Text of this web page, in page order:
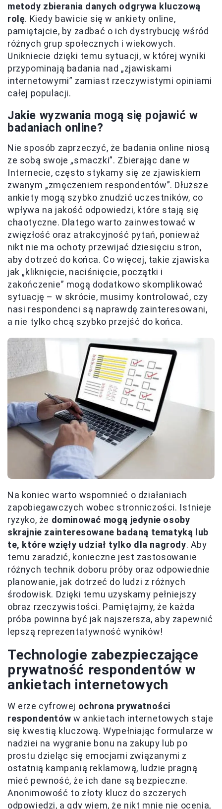
metody zbierania danych odgrywa kluczową
rolę. Kiedy bawicie się w ankiety online,
pamiętajcie, by zadbać o ich dystrybucję wśród
różnych grup społecznych i wiekowych.
Unikniecie dzięki temu sytuacji, w której wyniki
przypominają badania nad „zjawiskami
internetowymi” zamiast rzeczywistymi opiniami
całej populacji.
Jakie wyzwania mogą się pojawić w
badaniach online?
Nie sposób zaprzeczyć, że badania online niosą
ze sobą swoje „smaczki”. Zbierając dane w
Internecie, często stykamy się ze zjawiskiem
zwanym „zmęczeniem respondentów”. Dłuższe
ankiety mogą szybko znudzić uczestników, co
wpływa na jakość odpowiedzi, które stają się
chaotyczne. Dlatego warto zainwestować w
zwięzłość oraz atrakcyjność pytań, ponieważ
nikt nie ma ochoty przewijać dziesięciu stron,
aby dotrzeć do końca. Co więcej, takie zjawiska
jak „kliknięcie, naciśnięcie, początki i
zakończenie” mogą dodatkowo skomplikować
sytuację – w skrócie, musimy kontrolować, czy
nasi respondenci są naprawdę zainteresowani,
a nie tylko chcą szybko przejść do końca.
Na koniec warto wspomnieć o działaniach
zapobiegawczych wobec stronniczości. Istnieje
ryzyko, że dominować mogą jedynie osoby
skrajnie zainteresowane badaną tematyką lub
te, które wzięły udział tylko dla nagrody. Aby
temu zaradzić, konieczne jest zastosowanie
różnych technik doboru próby oraz odpowiednie
planowanie, jak dotrzeć do ludzi z różnych
środowisk. Dzięki temu uzyskamy pełniejszy
obraz rzeczywistości. Pamiętajmy, że każda
próba powinna być jak najszersza, aby zapewnić
lepszą reprezentatywność wyników!
Technologie zabezpieczające
prywatność respondentów w
ankietach internetowych
W erze cyfrowej ochrona prywatności
respondentów w ankietach internetowych staje
się kwestią kluczową. Wypełniając formularze w
nadziei na wygranie bonu na zakupy lub po
prostu dzieląc się emocjami związanymi z
ostatnią kampanią reklamową, ludzie pragną
mieć pewność, że ich dane są bezpieczne.
Anonimowość to złoty klucz do szczerych
odpowiedzi, a gdy wiem, że nikt mnie nie ocenia,